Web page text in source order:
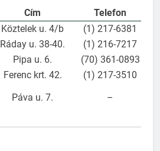
Cím
Telefon
Köztelek u. 4/b
(1) 217-6381
Ráday u. 38-40.
(1) 216-7217
Pipa u. 6.
(70) 361-0893
Ferenc krt. 42.
(1) 217-3510
Páva u. 7. –